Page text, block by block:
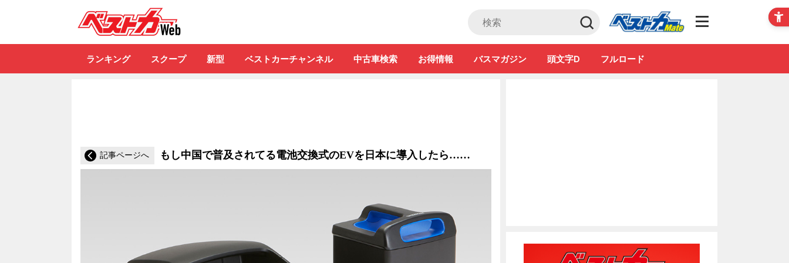
Club
ランキング スクープ 新型 ベストカーチャンネル 中古車検索 お得情報 バスマガジン 頭文字D フルロード
記事ページへ もし中国で普及されてる電池交換式のEVを日本に導入したら……